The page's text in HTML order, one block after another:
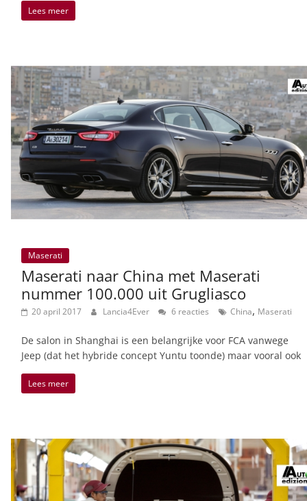
Lees meer
Maserati
Maserati naar China met Maserati
nummer 100.000 uit Grugliasco
20 april 2017 Lancia4Ever 6 reacties China, Maserati
De salon in Shanghai is een belangrijke voor FCA vanwege
Jeep (dat het hybride concept Yuntu toonde) maar vooral ook
Lees meer